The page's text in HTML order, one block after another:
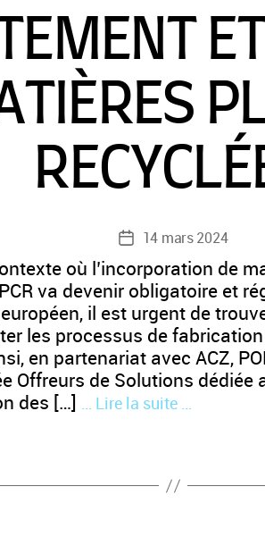
Date
de
l’article
14 mars 2024
où l’incorporation de
va devenir obligatoire et
il est urgent de
les processus de
en partenariat avec ACZ,
Offreurs de Solutions dédiée
des […] … Lire la suite …